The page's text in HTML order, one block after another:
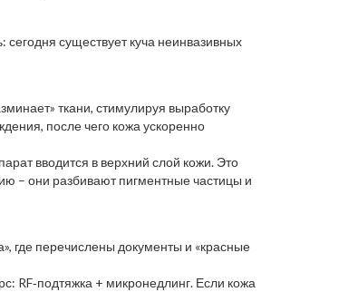
сегодня существует куча неинвазивных
ткани, стимулируя выработку
после чего кожа ускоренно
вводится в верхний слой кожи. Это
– они разбивают пигментные частицы и
где перечислены документы и «красные
RF‑подтяжка + микронедлинг. Если кожа